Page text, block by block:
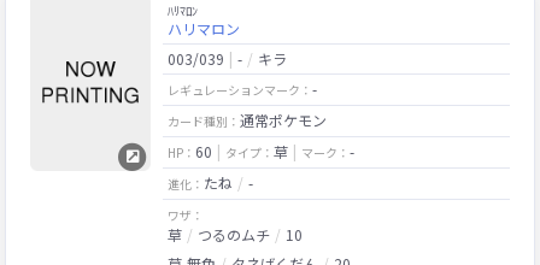
ﾊﾘﾏﾛﾝ
ハリマロン
003/039
- キラ
レギュレーションマーク： -
カード種別： 通常ポケモン
HP： 60 タイプ： 草 マーク： -
進化： たね -
ワザ：
草 つるのムチ
10